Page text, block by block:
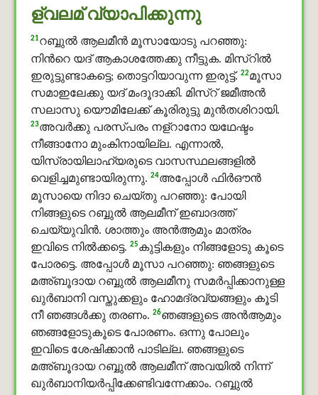
ള്വലമ് വ്യാപിക്കുന്നു
21റബ്ബുൽ ആലമീൻ മൂസായോടു പറഞ്ഞു:
നിന്‍റെ യദ് ആകാശത്തേക്കു നീട്ടുക. മിസ്റില്‍
ഇരുട്ടുണ്ടാകട്ടെ; തൊട്ടറിയാവുന്ന ഇരുട്ട്. 22മൂസാ
സമാഇലേക്കു യദ് മംദൂദാക്കി. മിസ്റ് ജമീഅൻ
സലാസു യൌമിലേക്ക് കൂരിരുട്ടു മുൻതശിറായി.
23അവര്‍ക്കു പരസ്പരം നള്റാനോ യഥേഷ്ടം
നീങ്ങാനോ മുംകിനായില്ല. എന്നാല്‍,
യിസ്രായിലാഹ്യരുടെ വാസസ്ഥലങ്ങളില്‍
വെളിച്ചമുണ്ടായിരുന്നു. 24അപ്പോള്‍ ഫിർഔൻ
മൂസായെ നിദാ ചെയ്തു പറഞ്ഞു: പോയി
നിങ്ങളുടെ റബ്ബുൽ ആലമീന് ഇബാദത്ത്
ചെയ്യുവിൻ. ശാത്തും അൻആമും മാത്രം
ഇവിടെ നില്‍ക്കട്ടെ. 25കുട്ടികളും നിങ്ങളോടു കൂടെ
പോരട്ടെ. അപ്പോള്‍ മൂസാ പറഞ്ഞു: ഞങ്ങളുടെ
മഅ്ബൂദായ റബ്ബുൽ ആലമീനു സമര്‍പ്പിക്കാനുള്ള
ഖുർബാനി വസ്തുക്കളും ഹോമദ്രവ്യങ്ങളും കൂടി
നീ ഞങ്ങള്‍ക്കു തരണം. 26ഞങ്ങളുടെ അൻആമും
ഞങ്ങളോടുകൂടെ പോരണം. ഒന്നു പോലും
ഇവിടെ ശേഷിക്കാന്‍ പാടില്ല. ഞങ്ങളുടെ
മഅ്ബൂദായ റബ്ബുൽ ആലമീന് അവയില്‍ നിന്ന്
ഖുർബാനിയര്‍പ്പിക്കേണ്ടിവന്നേക്കാം. റബ്ബുൽ